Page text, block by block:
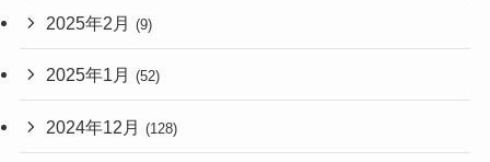
2025年2月 (9)
2025年1月 (52)
2024年12月 (128)